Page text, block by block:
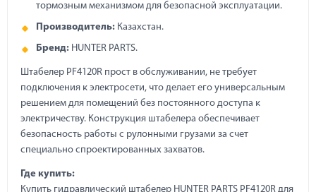
тормозным механизмом для безопасной эксплуатации.
Производитель: Казахстан.
Бренд: HUNTER PARTS.
Штабелер PF4120R прост в обслуживании, не требует
подключения к электросети, что делает его универсальным
решением для помещений без постоянного доступа к
электричеству. Конструкция штабелера обеспечивает
безопасность работы с рулонными грузами за счет
специально спроектированных захватов.
Где купить:
Купить гидравлический штабелер HUNTER PARTS PF4120R для